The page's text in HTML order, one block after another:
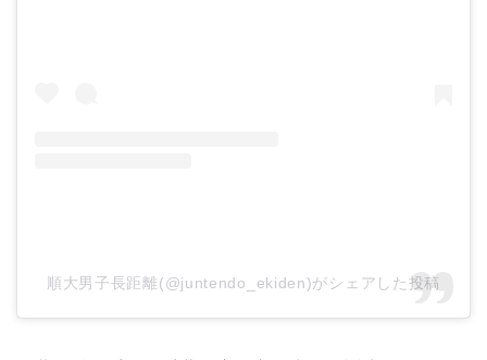
順大男子長距離(@juntendo_ekiden)がシェアした投稿